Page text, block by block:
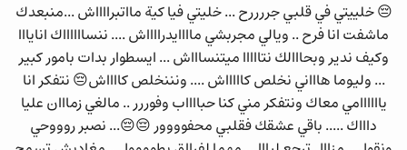
😔 خلييتي في قلبي جررررح ... خليتي فيا كية مااتبرااااش ...منبعدك
ماشفت انا فرح .. ويالي مجربشي ماااايدرااااش .... ننسااااااك انايااا
وكيف ندير وبحااالك نتااااا ميتنساااش ... ايسطوار بدات بامور كبير
... وليوما هاااني نخلص كاااااش .... ونننخلص كااااش😔 نتفكر انا
ياااااامي معاك ونتفكر مني كنا حبااااب وفوررر .. مالغي زمااان عليا
داااك ..... باقي عشقك فقلبي محفوووور 😔😔... نصبر روووحي